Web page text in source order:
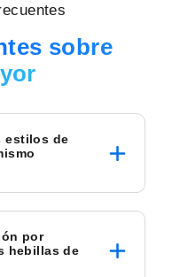
sobre
estilos de
por
hebillas de